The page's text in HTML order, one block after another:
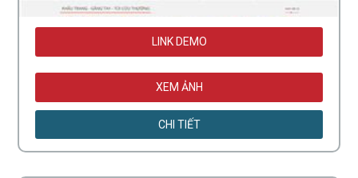
LINK DEMO
XEM ẢNH
CHI TIẾT